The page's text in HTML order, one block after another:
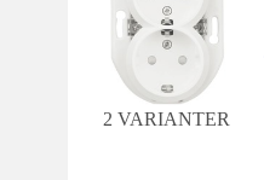
2 VARIANTER